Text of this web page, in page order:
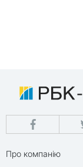
Про компанію